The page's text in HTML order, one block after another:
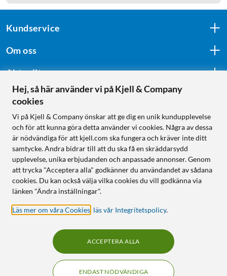
Kundservice
Om oss
Aktuellt
Följ oss
Handla från:
Sverige
Norge
Hej, så här använder vi på Kjell & Company
cookies
Vi på Kjell & Company önskar att ge dig en unik kundupplevelse
och för att kunna göra detta använder vi cookies. Några av dessa
är nödvändiga för att kjell.com ska fungera och kräver inte ditt
samtycke. Andra bidrar till att du ska få en skräddarsydd
upplevelse, unika erbjudanden och anpassade annonser. Genom
att trycka "Acceptera alla" godkänner du användandet av sådana
cookies. Du kan också välja vilka cookies du vill godkänna via
länken "Ändra inställningar".
Läs mer om våra Cookies läs vår Integritetspolicy.
ENDAST NÖDVÄNDIGA
ACCEPTERA ALLA